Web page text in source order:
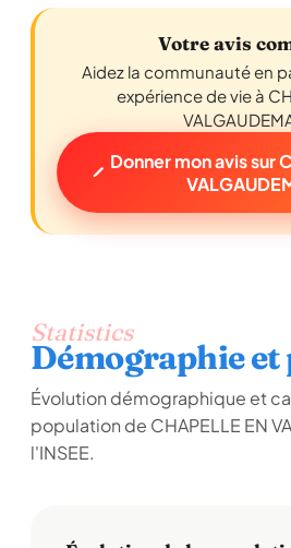
Votre avis
Aidez la communauté en
expérience de vie à
Donner mon avis sur
Statistics
Démographie
Évolution démographique et
population de CHAPELLE EN
l'INSEE.